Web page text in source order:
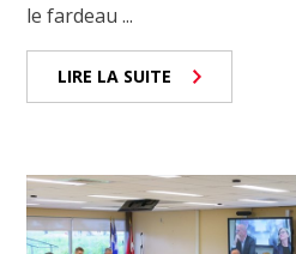
le fardeau ...
LIRE LA SUITE